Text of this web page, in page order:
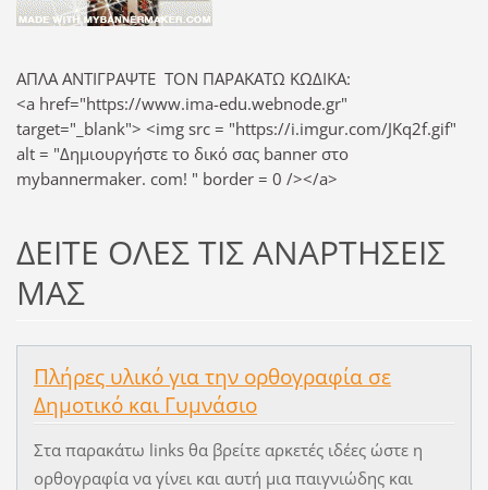
ΑΠΛΑ ΑΝΤΙΓΡΑΨΤΕ ΤΟΝ ΠΑΡΑΚΑΤΩ ΚΩΔΙΚΑ:
<a href="https://www.ima-edu.webnode.gr"
target="_blank"> <img src = "https://i.imgur.com/JKq2f.gif"
alt = "Δημιουργήστε το δικό σας banner στο
mybannermaker. com! " border = 0 /></a>
ΔΕΙΤΕ ΟΛΕΣ ΤΙΣ ΑΝΑΡΤΗΣΕΙΣ
ΜΑΣ
Πλήρες υλικό για την ορθογραφία σε
Δημοτικό και Γυμνάσιο
Στα παρακάτω links θα βρείτε αρκετές ιδέες ώστε η
ορθογραφία να γίνει και αυτή μια παιγνιώδης και